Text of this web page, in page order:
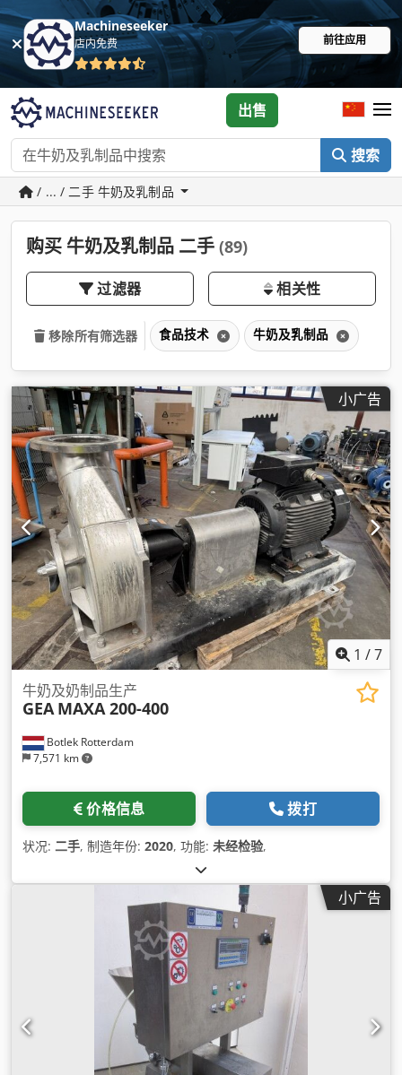
Machineseeker
店内免费 前往应用
搜索
出售
/ ... / 二手 牛奶及乳制品
购买 牛奶及乳制品 二手 (89)
过滤器 相关性
移除所有筛选器 食品技术 牛奶及乳制品
小广告
1 /7
Botlek Rotterdam
7,571 km
牛奶及奶制品生产
GEA MAXA 200-400
价格信息 拨打
状况: 二手, 制造年份: 2020, 功能: 未经检验,
小广告